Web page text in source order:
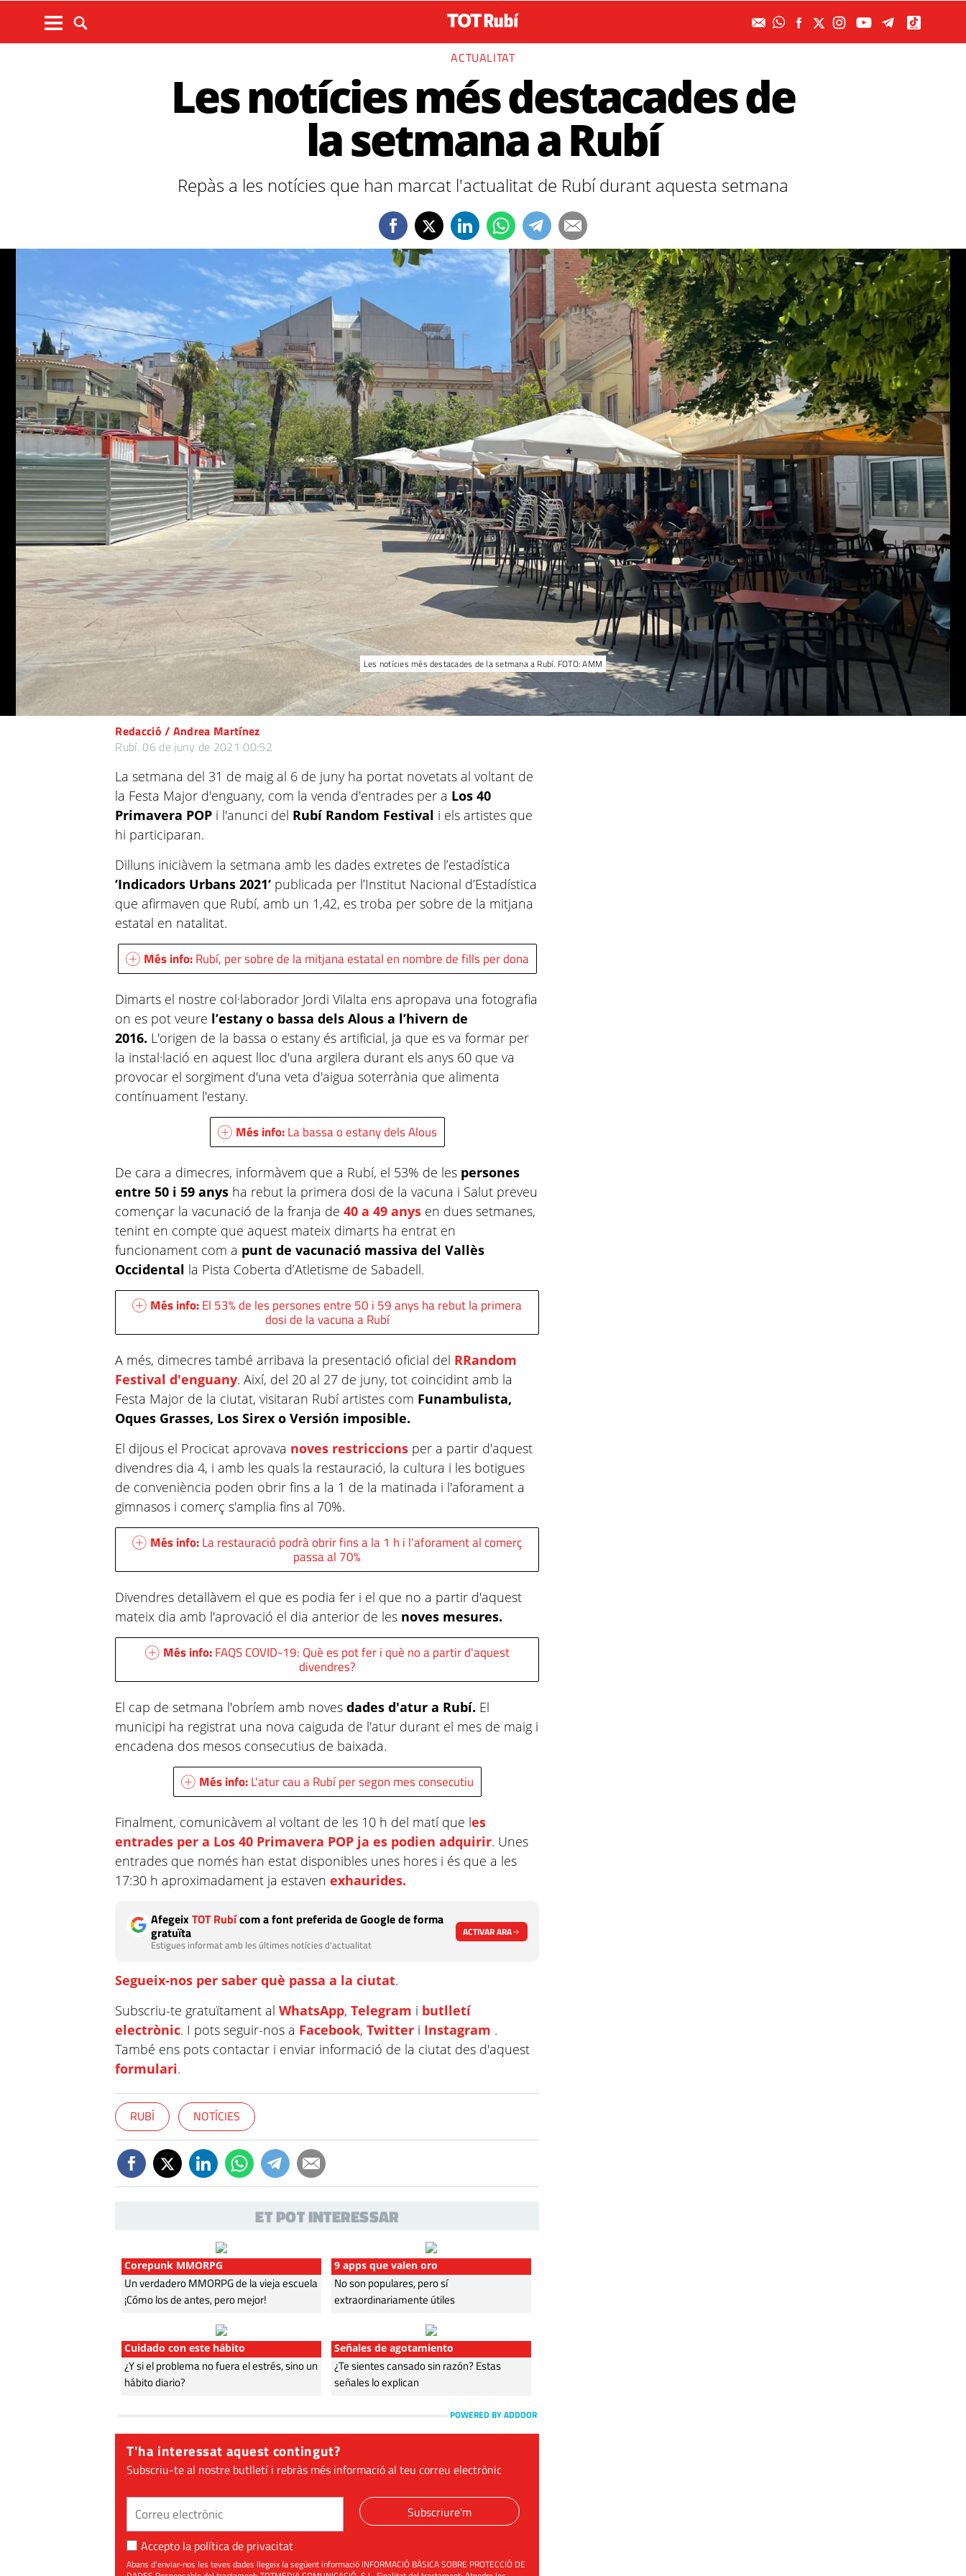
ACTUALITAT
Les notícies més destacades de
la setmana a Rubí
Repàs a les notícies que han marcat l'actualitat de Rubí durant aquesta setmana
Les notícies més destacades de la setmana a Rubí. FOTO: AMM
Redacció / Andrea Martínez
Rubí. 06 de juny de 2021 00:52
La setmana del 31 de maig al 6 de juny ha portat novetats al voltant de
la Festa Major d'enguany, com la venda d'entrades per a Los 40
Primavera POP i l'anunci del Rubí Random Festival i els artistes que
hi participaran.
Dilluns iniciàvem la setmana amb les dades extretes de l’estadística
‘Indicadors Urbans 2021‘ publicada per l’Institut Nacional d’Estadística
que afirmaven que Rubí, amb un 1,42, es troba per sobre de la mitjana
estatal en natalitat.
Més info:Rubí, per sobre de la mitjana estatal en nombre de fills per dona
Dimarts el nostre col·laborador Jordi Vilalta ens apropava una fotografia
on es pot veure l’estany o bassa dels Alous a l’hivern de
2016. L'origen de la bassa o estany és artificial, ja que es va formar per
la instal·lació en aquest lloc d'una argilera durant els anys 60 que va
provocar el sorgiment d'una veta d'aigua soterrània que alimenta
contínuament l'estany.
Més info:La bassa o estany dels Alous
De cara a dimecres, informàvem que a Rubí, el 53% de les persones
entre 50 i 59 anys ha rebut la primera dosi de la vacuna i Salut preveu
començar la vacunació de la franja de40 a 49 anys en dues setmanes,
tenint en compte que aquest mateix dimarts ha entrat en
funcionament com a punt de vacunació massiva del Vallès
Occidental la Pista Coberta d’Atletisme de Sabadell.
Més info:El 53% de les persones entre 50 i 59 anys ha rebut la primera
dosi de la vacuna a Rubí
A més, dimecres també arribava la presentació oficial del RRandom
Festival d'enguany. Així, del 20 al 27 de juny, tot coincidint amb la
Festa Major de la ciutat, visitaran Rubí artistes com Funambulista,
Oques Grasses, Los Sirex o Versión imposible.
El dijous el Procicat aprovava noves restriccions per a partir d'aquest
divendres dia 4, i amb les quals la restauració, la cultura i les botigues
de conveniència poden obrir fins a la 1 de la matinada i l'aforament a
gimnasos i comerç s'amplia fins al 70%.
Més info:La restauració podrà obrir fins a la 1 h i l'aforament al comerç
passa al 70%
Divendres detallàvem el que es podia fer i el que no a partir d'aquest
mateix dia amb l'aprovació el dia anterior de les noves mesures.
Més info:FAQS COVID-19: Què es pot fer i què no a partir d'aquest
divendres?
El cap de setmana l'obríem amb novesdades d'atur a Rubí. El
municipi ha registrat una nova caiguda de l'atur durant el mes de maig i
encadena dos mesos consecutius de baixada.
Més info:L'atur cau a Rubí per segon mes consecutiu
Finalment, comunicàvem al voltant de les 10 h del matí que les
entrades per a Los 40 Primavera POP ja es podien adquirir. Unes
entrades que només han estat disponibles unes hores i és que a les
17:30 h aproximadament ja estavenexhaurides.
AfegeixTOT Rubícom a font preferida de Google de forma
gratuïta
Estigues informat amb les últimes notícies d'actualitat
ACTIVAR ARA
Segueix-nos per saber què passa a la ciutat.
Subscriu-te gratuïtament alWhatsApp,Telegram i butlletí
electrònic. I pots seguir-nos a Facebook,Twitter i Instagram .
També ens pots contactar i enviar informació de la ciutat des d'aquest
formulari.
RUBÍ NOTÍCIES
ET POT INTERESSAR
Corepunk MMORPG
Un verdadero MMORPG de la vieja escuela
¡Cómo los de antes, pero mejor!
9 apps que valen oro
No son populares, pero sí
extraordinariamente útiles
Cuidado con este hábito
¿Y si el problema no fuera el estrés, sino un
hábito diario?
Señales de agotamiento
¿Te sientes cansado sin razón? Estas
señales lo explican
POWERED BY ADDOOR
T'ha interessat aquest contingut?
Subscriu-te al nostre butlletí i rebràs més informació al teu correu electrònic
Subscriure'm
Accepto la política de privacitat
Abans d'enviar-nos les teves dades llegeix la següent informació INFORMACIÓ BÀSICA SOBRE PROTECCIÓ DE